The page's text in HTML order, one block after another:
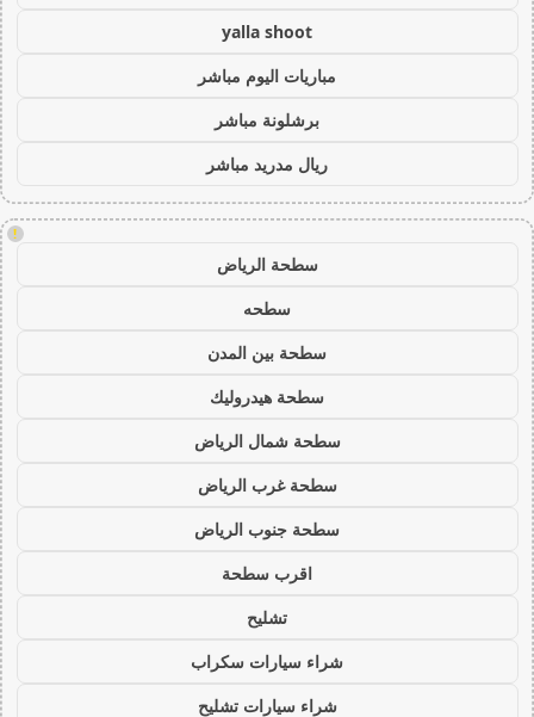
yalla shoot
مباريات اليوم مباشر
برشلونة مباشر
ريال مدريد مباشر
!
سطحة الرياض
سطحه
سطحة بين المدن
سطحة هيدروليك
سطحة شمال الرياض
سطحة غرب الرياض
سطحة جنوب الرياض
اقرب سطحة
تشليح
شراء سيارات سكراب
شراء سيارات تشليح